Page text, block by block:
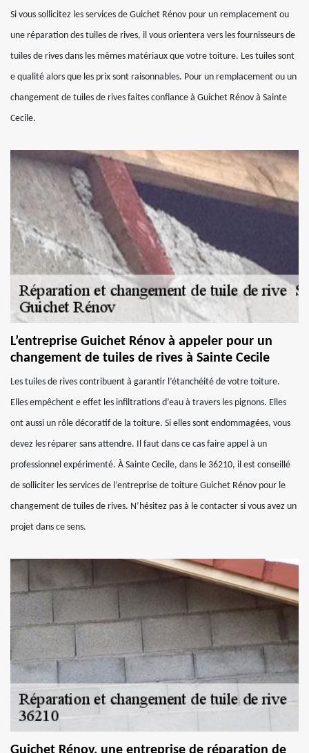
Si vous sollicitez les services de Guichet Rénov pour un remplacement ou
une réparation des tuiles de rives, il vous orientera vers les fournisseurs de
tuiles de rives dans les mêmes matériaux que votre toiture. Les tuiles sont
e qualité alors que les prix sont raisonnables. Pour un remplacement ou un
changement de tuiles de rives faites confiance à Guichet Rénov à Sainte
Cecile.
L’entreprise Guichet Rénov à appeler pour un
changement de tuiles de rives à Sainte Cecile
Les tuiles de rives contribuent à garantir l’étanchéité de votre toiture.
Elles empêchent e effet les infiltrations d’eau à travers les pignons. Elles
ont aussi un rôle décoratif de la toiture. Si elles sont endommagées, vous
devez les réparer sans attendre. Il faut dans ce cas faire appel à un
professionnel expérimenté. À Sainte Cecile, dans le 36210, il est conseillé
de solliciter les services de l’entreprise de toiture Guichet Rénov pour le
changement de tuiles de rives. N’hésitez pas à le contacter si vous avez un
projet dans ce sens.
Guichet Rénov, une entreprise de réparation de